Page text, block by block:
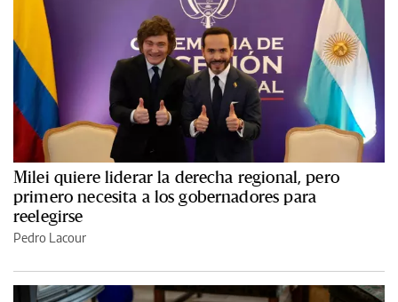
Milei quiere liderar la derecha regional, pero
primero necesita a los gobernadores para
reelegirse
Pedro Lacour